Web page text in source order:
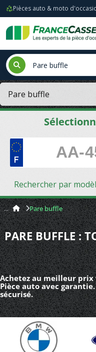
Pièces auto & moto
Rechercher par
Pare buffle
PARE BUFFLE :
Achetez au meilleur prix
Pièce auto avec
sécurisé.